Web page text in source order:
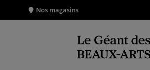
Nos magasins